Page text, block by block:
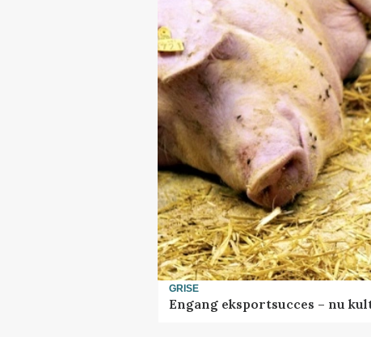
GRISE
Engang eksportsucces – nu